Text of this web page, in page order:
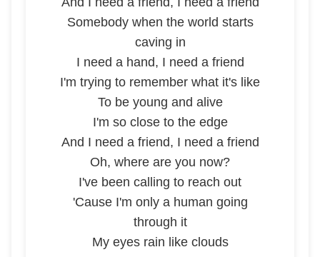
Somebody when the world starts
caving in
I need a hand, I need a friend
I'm trying to remember what it's like
To be young and alive
I'm so close to the edge
And I need a friend, I need a friend
Oh, where are you now?
I've been calling to reach out
'Cause I'm only a human going
through it
My eyes rain like clouds